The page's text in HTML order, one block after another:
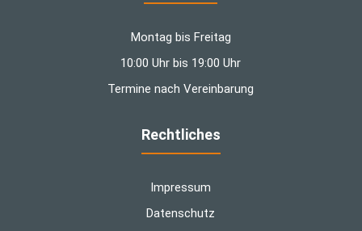
Montag bis Freitag
10:00 Uhr bis 19:00 Uhr
Termine nach Vereinbarung
Rechtliches
Impressum
Datenschutz